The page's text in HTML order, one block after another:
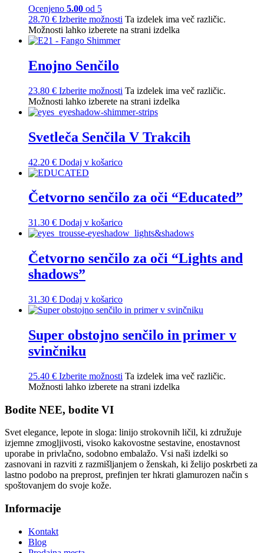
Ocenjeno 5.00 od 5
28.70 € Izberite možnosti Ta izdelek ima več različic.
Možnosti lahko izberete na strani izdelka
Enojno Senčilo
23.80 € Izberite možnosti Ta izdelek ima več različic.
Možnosti lahko izberete na strani izdelka
Svetleča Senčila V Trakcih
42.20 € Dodaj v košarico
Četvorno senčilo za oči “Educated”
31.30 € Dodaj v košarico
Četvorno senčilo za oči “Lights and
shadows”
31.30 € Dodaj v košarico
Super obstojno senčilo in primer v
svinčniku
25.40 € Izberite možnosti Ta izdelek ima več različic.
Možnosti lahko izberete na strani izdelka
Bodite NEE, bodite VI
Svet elegance, lepote in sloga: linijo strokovnih ličil, ki združuje
izjemne zmogljivosti, visoko kakovostne sestavine, enostavnost
uporabe in privlačno, sodobno embalažo. Vsi naši izdelki so
zasnovani in razviti z razmišljanjem o ženskah, ki želijo poskrbeti za
lastno podobo na preprost, prefinjen ter hkrati glamurozen način s
spoštovanjem do svoje kože.
Informacije
Kontakt
Blog